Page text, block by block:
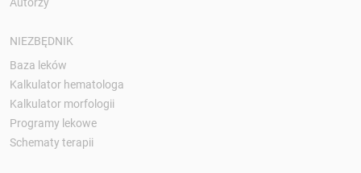
NIEZBĘDNIK
Baza leków
Kalkulator hematologa
Kalkulator morfologii
Programy lekowe
Schematy terapii